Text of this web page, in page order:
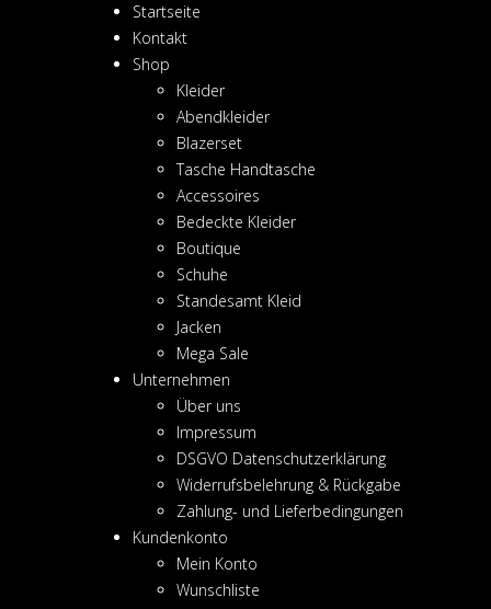
Startseite
Kontakt
Shop
Kleider
Abendkleider
Blazerset
Tasche Handtasche
Accessoires
Bedeckte Kleider
Boutique
Schuhe
Standesamt Kleid
Jacken
Mega Sale
Unternehmen
Über uns
Impressum
DSGVO Datenschutzerklärung
Widerrufsbelehrung & Rückgabe
Zahlung- und Lieferbedingungen
Kundenkonto
Mein Konto
Wunschliste